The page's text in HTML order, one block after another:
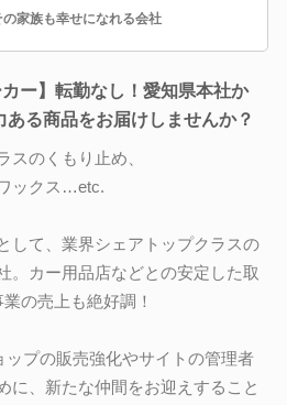
の家族も幸せになれる会社
ー】転勤なし！愛知県本社か
ある商品をお届けしませんか？
スのくもり止め、
ックス…etc.
して、業界シェアトップクラスの
。カー用品店などとの安定した取
の売上も絶好調！
プの販売強化やサイトの管理者
に、新たな仲間をお迎えすること